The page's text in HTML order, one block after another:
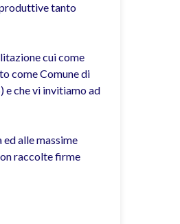
tanto
cui come
come Comune di
e che vi invitiamo ad
alle massime
raccolte firme